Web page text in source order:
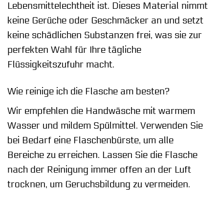
Lebensmittelechtheit ist. Dieses Material nimmt
keine Gerüche oder Geschmäcker an und setzt
keine schädlichen Substanzen frei, was sie zur
perfekten Wahl für Ihre tägliche
Flüssigkeitszufuhr macht.
Wie reinige ich die Flasche am besten?
Wir empfehlen die Handwäsche mit warmem
Wasser und mildem Spülmittel. Verwenden Sie
bei Bedarf eine Flaschenbürste, um alle
Bereiche zu erreichen. Lassen Sie die Flasche
nach der Reinigung immer offen an der Luft
trocknen, um Geruchsbildung zu vermeiden.